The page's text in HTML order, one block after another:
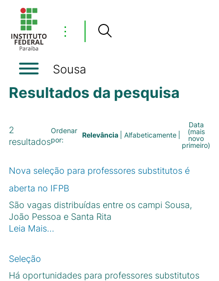
⋮
Sousa
Resultados da pesquisa
2
resultados
Ordenar
por:
Relevância Alfabeticamente
Data
(mais
novo
primeiro)
Nova seleção para professores substitutos é
aberta no IFPB
São vagas distribuídas entre os campi Sousa,
João Pessoa e Santa Rita
Leia Mais…
Seleção
Há oportunidades para professores substitutos